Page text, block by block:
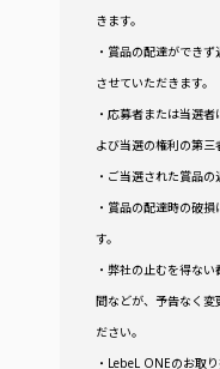
きます。
・賞品の配達ができ
させていただきます。
・応募者または当選
よび当選の権利の第三
・ご当選された賞品の
・賞品の配達時の破
す。
・弊社の止むを得な
間などが、予告なく変
ださい。
・LebeL ONEのお取